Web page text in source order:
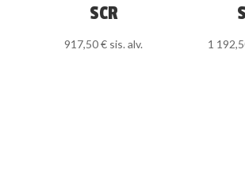
SCR
917,50€ sis. alv. 1